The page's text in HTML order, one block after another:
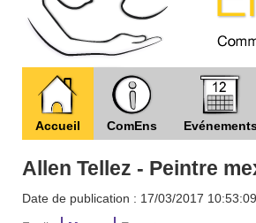
Accueil ComEns Evénements
Allen Tellez - Peintre
Date de publication : 17/03/2017 10:53:09